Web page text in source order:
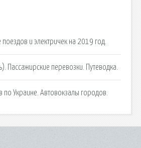
поездов и электричек на 2019 год.
Пассажирские перевозки. Путеводка.
по Украине. Автовокзалы городов.